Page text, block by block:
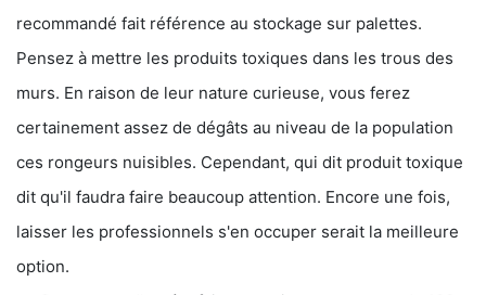
recommandé fait référence au stockage sur palettes.
Pensez à mettre les produits toxiques dans les trous des
murs. En raison de leur nature curieuse, vous ferez
certainement assez de dégâts au niveau de la population
ces rongeurs nuisibles. Cependant, qui dit produit toxique
dit qu'il faudra faire beaucoup attention. Encore une fois,
laisser les professionnels s'en occuper serait la meilleure
option.